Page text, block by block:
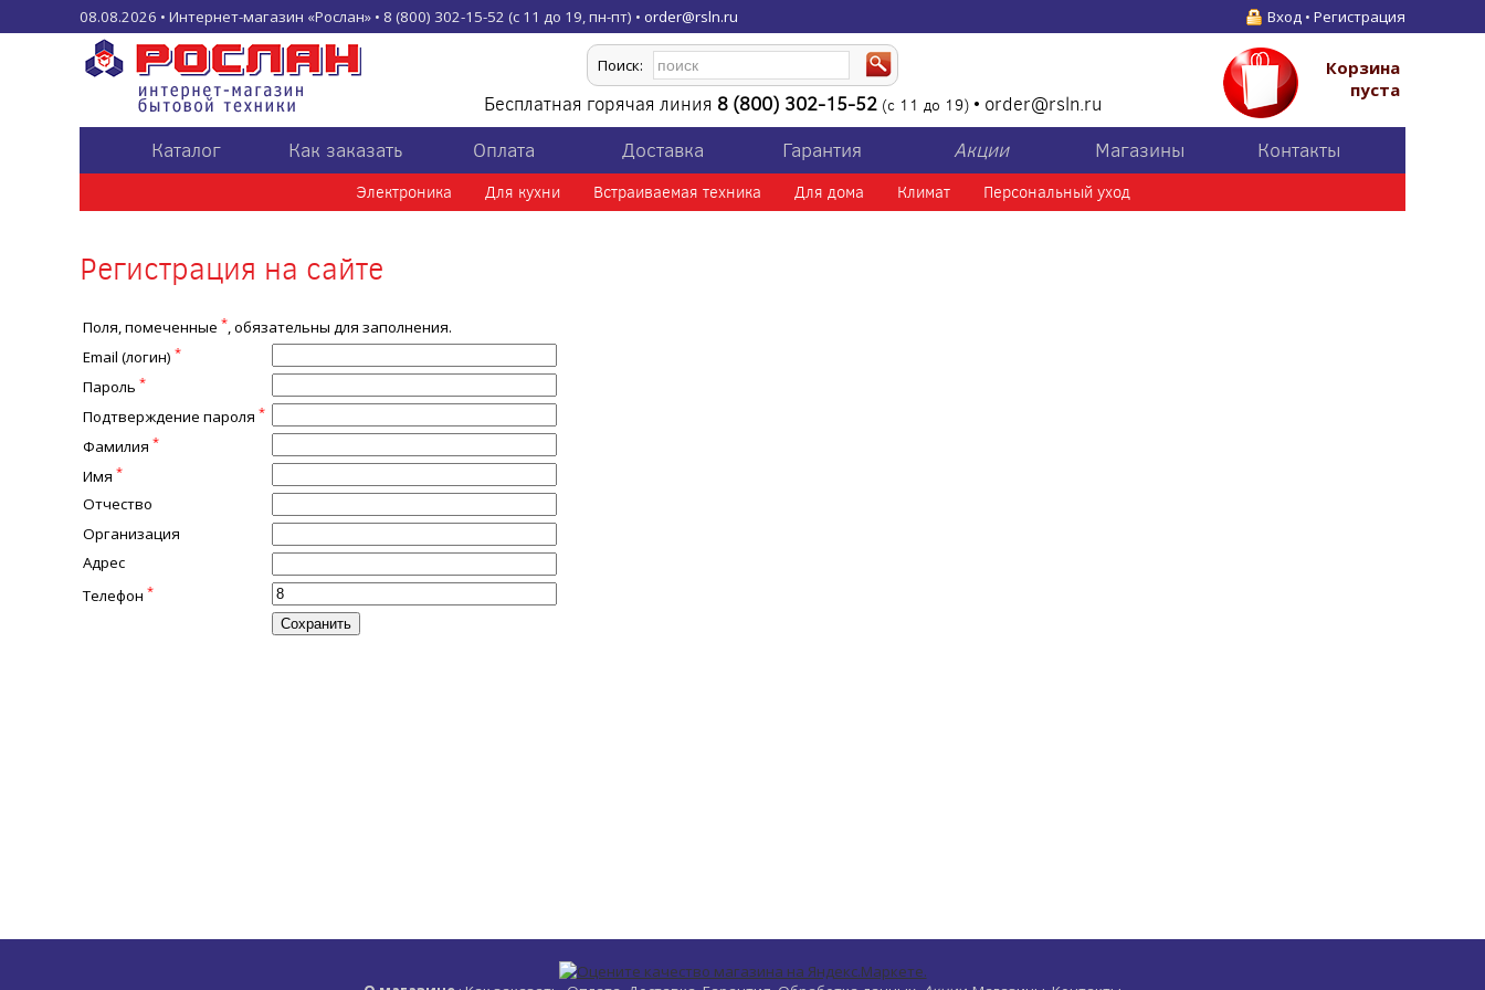
08.08.2026 • Интернет-магазин «Рослан» • 8 (800) 302-15-52 (с 11 до 19, пн-пт) • order@rsln.ru Вход • Регистрация
Корзина
пуста
Поиск:
Бесплатная горячая линия 8 (800) 302-15-52 (с 11 до 19)• order@rsln.ru
Каталог Как заказать Оплата Доставка Гарантия Акции Магазины Контакты
Электроника Для кухни Встраиваемая техника Для дома Климат Персональный уход
Регистрация на сайте
Поля, помеченные *, обязательны для заполнения.
Email (логин) *
Пароль *
Подтверждение пароля *
Фамилия *
Имя *
Отчество
Организация
Адрес
Телефон *